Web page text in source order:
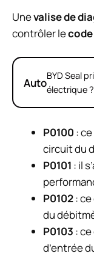
Unevalise de
contrôler lecode
AutoBYD Seal
électrique ?
P0100 :
circuit du
P0101 : il
P0102:
du
P0103 :
d’entrée